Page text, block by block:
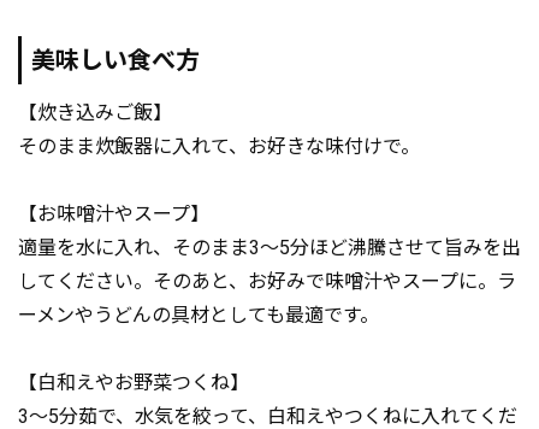
美味しい食べ方
【炊き込みご飯】
そのまま炊飯器に入れて、お好きな味付けで。
【お味噌汁やスープ】
適量を水に入れ、そのまま3～5分ほど沸騰させて旨みを出
してください。そのあと、お好みで味噌汁やスープに。ラ
ーメンやうどんの具材としても最適です。
【白和えやお野菜つくね】
3～5分茹で、水気を絞って、白和えやつくねに入れてくだ